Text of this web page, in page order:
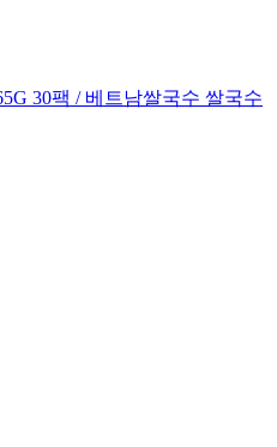
30팩 / 베트남쌀국수 쌀국수